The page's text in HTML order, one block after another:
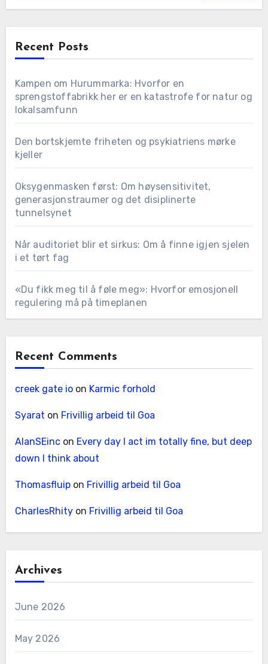
Recent Posts
Kampen om Hurummarka: Hvorfor en
sprengstoffabrikk her er en katastrofe for natur og
lokalsamfunn
Den bortskjemte friheten og psykiatriens mørke
kjeller
Oksygenmasken først: Om høysensitivitet,
generasjonstraumer og det disiplinerte
tunnelsynet
Når auditoriet blir et sirkus: Om å finne igjen sjelen
i et tørt fag
«Du fikk meg til å føle meg»: Hvorfor emosjonell
regulering må på timeplanen
Recent Comments
creek gate ioon Karmic forhold
Syarat on Frivillig arbeid til Goa
AlanSEincon Every day I act im totally fine, but deep
down I think about
Thomasfluipon Frivillig arbeid til Goa
CharlesRhityon Frivillig arbeid til Goa
Archives
June 2026
May 2026